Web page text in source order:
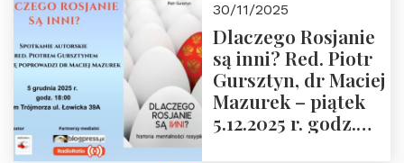
zwiedzanie
Muzeum Żołnierzy
Wyklętych i
Więźniów
Politycznych PRL o
godz. 16:00 – 19
30/11/2025
Dlaczego Rosjanie
są inni? Red. Piotr
Gursztyn, dr Maciej
Mazurek – piątek
5.12.2025 r. godz.